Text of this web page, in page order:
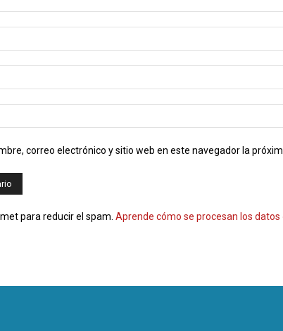
correo electrónico y sitio web en este navegador la
para reducir el spam. Aprende cómo se procesan los datos